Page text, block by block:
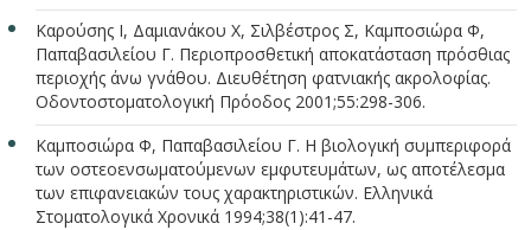
Καρούσης Ι, Δαμιανάκου Χ, Σιλβέστρος Σ, Καμποσιώρα Φ,
Παπαβασιλείου Γ. Περιοπροσθετική αποκατάσταση πρόσθιας
περιοχής άνω γνάθου. Διευθέτηση φατνιακής ακρολοφίας.
Οδοντοστοματολογική Πρόοδος 2001;55:298-306.
Καμποσιώρα Φ, Παπαβασιλείου Γ. Η βιολογική συμπεριφορά
των οστεοενσωματούμενων εμφυτευμάτων, ως αποτέλεσμα
των επιφανειακών τους χαρακτηριστικών. Ελληνικά
Στοματολογικά Χρονικά 1994;38(1):41-47.